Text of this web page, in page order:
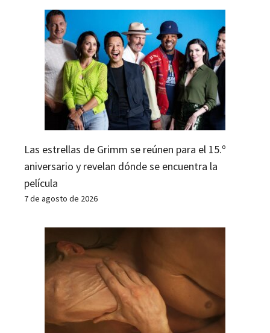
Las estrellas de Grimm se reúnen para el 15.º
aniversario y revelan dónde se encuentra la
película
7 de agosto de 2026